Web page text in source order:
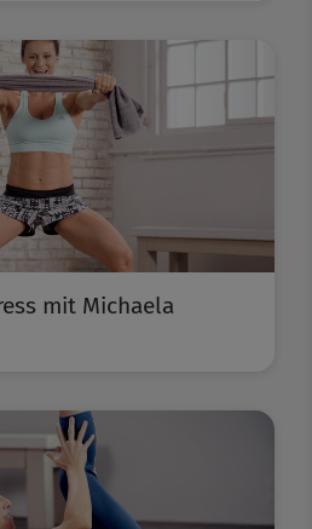
mit Michaela